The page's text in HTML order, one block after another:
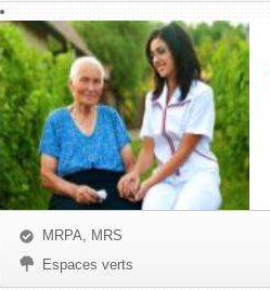
MRPA, MRS
Espaces verts